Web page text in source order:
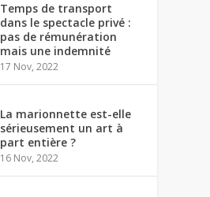
Temps de transport
dans le spectacle privé :
pas de rémunération
mais une indemnité
17 Nov, 2022
La marionnette est-elle
sérieusement un art à
part entière ?
16 Nov, 2022